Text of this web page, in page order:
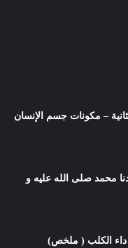
– مكونات جسم الإنسان
محمد صلى الله عليه و
داء الكلب ( ملخص)